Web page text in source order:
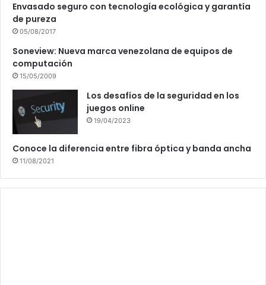
Envasado seguro con tecnología ecológica y garantía
de pureza
05/08/2017
Soneview: Nueva marca venezolana de equipos de
computación
15/05/2009
Los desafíos de la seguridad en los
juegos online
19/04/2023
Conoce la diferencia entre fibra óptica y banda ancha
11/08/2021